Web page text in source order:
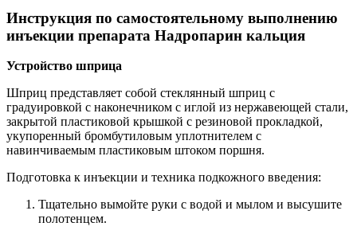
Инструкция по самостоятельному выполнению
инъекции препарата Надропарин кальция
Устройство шприца
Шприц представляет собой стеклянный шприц с
градуировкой с наконечником с иглой из нержавеющей стали,
закрытой пластиковой крышкой с резиновой прокладкой,
укупоренный бромбутиловым уплотнителем с
навинчиваемым пластиковым штоком поршня.
Подготовка к инъекции и техника подкожного введения:
Тщательно вымойте руки с водой и мылом и высушите
полотенцем.